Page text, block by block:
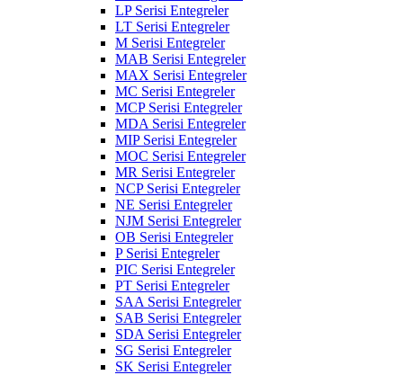
LP Serisi Entegreler
LT Serisi Entegreler
M Serisi Entegreler
MAB Serisi Entegreler
MAX Serisi Entegreler
MC Serisi Entegreler
MCP Serisi Entegreler
MDA Serisi Entegreler
MIP Serisi Entegreler
MOC Serisi Entegreler
MR Serisi Entegreler
NCP Serisi Entegreler
NE Serisi Entegreler
NJM Serisi Entegreler
OB Serisi Entegreler
P Serisi Entegreler
PIC Serisi Entegreler
PT Serisi Entegreler
SAA Serisi Entegreler
SAB Serisi Entegreler
SDA Serisi Entegreler
SG Serisi Entegreler
SK Serisi Entegreler